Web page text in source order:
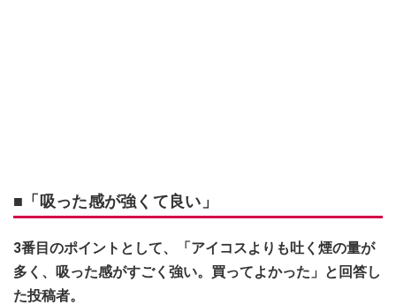
■「吸った感が強くて良い」
3番目のポイントとして、「アイコスよりも吐く煙の量が
多く、吸った感がすごく強い。買ってよかった」と回答し
た投稿者。